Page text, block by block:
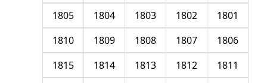
1801
1802
1803
1804
1805
1806
1807
1808
1809
1810
1811
1812
1813
1814
1815